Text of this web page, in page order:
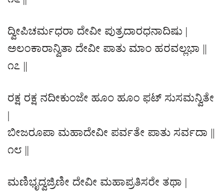
ದ್ವೀಪಿಚರ್ಮಧರಾ ದೇವೀ ಪುತ್ರದಾರಧನಾದಿಷು |
ಅಲಂಕಾರಾನ್ವಿತಾ ದೇವೀ ಪಾತು ಮಾಂ ಹರವಲ್ಲಭಾ ||
೧೭ ||
ರಕ್ಷ ರಕ್ಷ ನದೀಕುಂಜೇ ಹೂಂ ಹೂಂ ಫಟ್ ಸುಸಮನ್ವಿತೇ
|
ಬೀಜರೂಪಾ ಮಹಾದೇವೀ ಪರ್ವತೇ ಪಾತು ಸರ್ವದಾ ||
೧೮ ||
ಮಣಿಭೃದ್ವಜ್ರಿಣೀ ದೇವೀ ಮಹಾಪ್ರತಿಸರೇ ತಥಾ |